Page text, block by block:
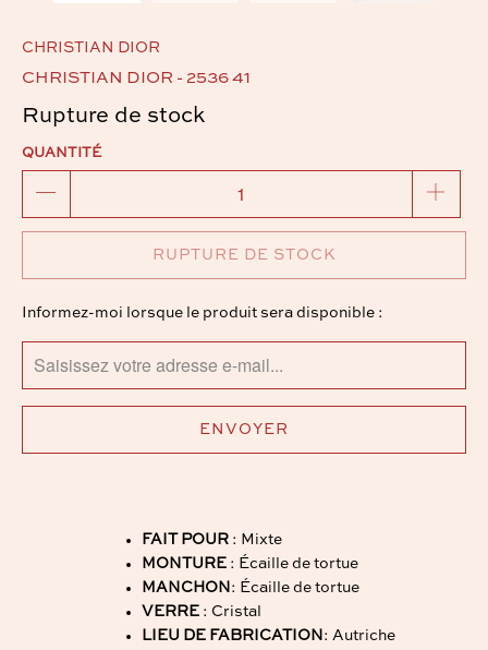
CHRISTIAN DIOR
CHRISTIAN DIOR - 2536 41
Rupture de stock
QUANTITÉ
RUPTURE DE STOCK
TRANSLATION
FR.PRODUCTS.NOTIFY_FORM.DESCRIPTION:
Informez-moi lorsque le produit sera disponible :
FAIT POUR : Mixte
MONTURE : Écaille de tortue
MANCHON : Écaille de tortue
VERRE : Cristal
LIEU DE FABRICATION : Autriche